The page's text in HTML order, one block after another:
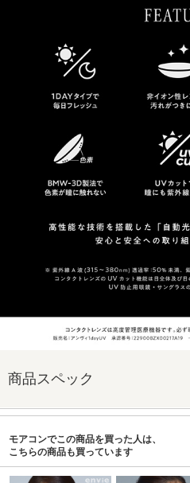
商品スペック
モアコンでこの商品を買った人は、
こちらの商品も買っています